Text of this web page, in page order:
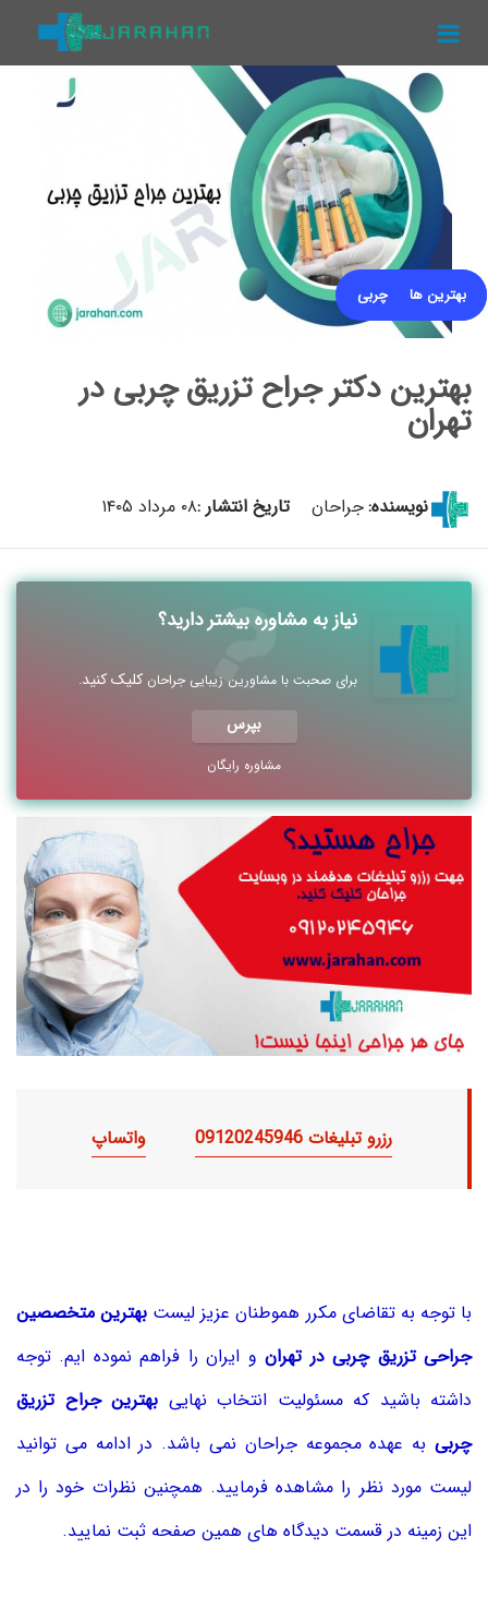
منو
جراحان
پزشکان
مقالات
مقالات تزریق چربی
بهترین ها
بهترین دکتر جراح تزریق چربی در
تهران
نویسنده:جراحان تاریخ انتشار :۰۸ مرداد ۱۴۰۵
نیاز به مشاوره بیشتر دارید؟
برای صحبت با مشاورین زیبایی جراحان کلیک کنید.
بپرس
مشاوره رایگان
رزرو تبلیغات 09120245946 واتساپ
با توجه به تقاضای مکرر هموطنان عزیز لیست بهترین متخصصین
جراحی تزریق چربی در تهرانو ایران را فراهم نموده ایم. توجه
داشته باشید که مسئولیت انتخاب نهایی بهترین جراح تزریق
چربی به عهده مجموعه جراحان نمی باشد. در ادامه می توانید
لیست مورد نظر را مشاهده فرمایید. همچنین نظرات خود را در
این زمینه در قسمت دیدگاه های همین صفحه ثبت نمایید.